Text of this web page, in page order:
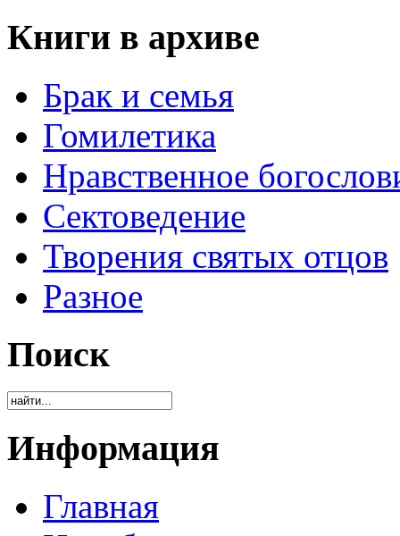
Книги в архиве
Брак и семья
Гомилетика
Нравственное
Сектоведение
Творения святых отцов
Разное
Поиск
Информация
Главная